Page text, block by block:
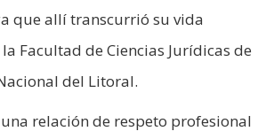
que allí transcurrió su vida
Facultad de Ciencias Jurídicas de
del Litoral.
relación de respeto profesional